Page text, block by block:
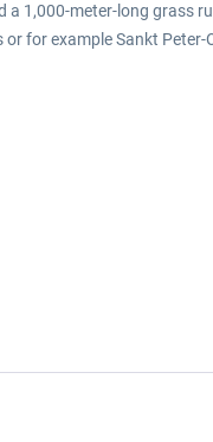
1,000-meter-long grass
for example Sankt